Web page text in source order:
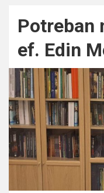
Potreban
ef. Edin